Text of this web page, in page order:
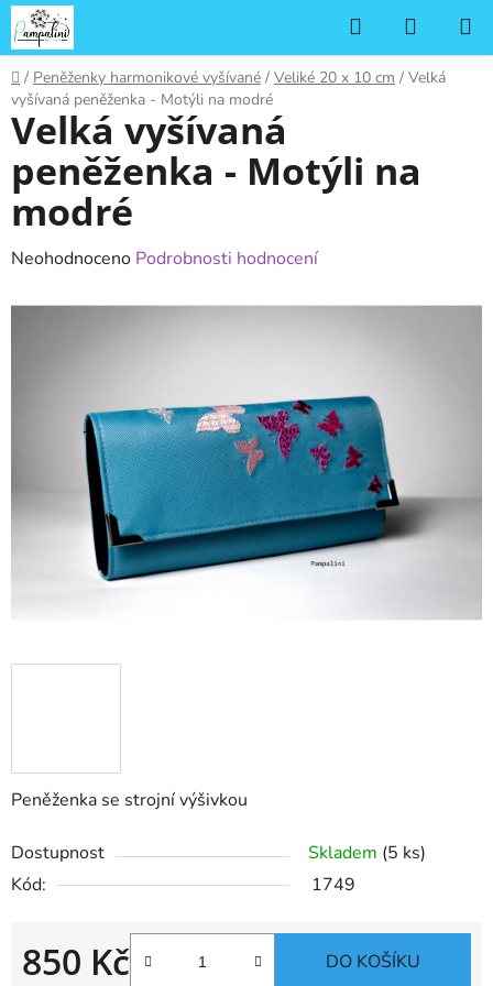
Přejít
na
obsah
Hledat
KOŠÍK
Domů
/ Peněženky harmonikové vyšívané / Veliké 20 x 10 cm / Velká
vyšívaná peněženka - Motýli na modré
Peněženka se strojní výšivkou
Dostupnost Skladem (5 ks)
Kód:
1749
850 Kč DO KOŠÍKU
Velká vyšívaná
peněženka - Motýli na
modré
Průměrné
hvězdiček.
Neohodnoceno Podrobnosti hodnocení